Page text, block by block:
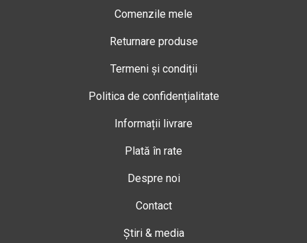
Comenzile mele
Returnare produse
Termeni și condiții
Politica de confidențialitate
Informații livrare
Plată în rate
Despre noi
Contact
Știri & media